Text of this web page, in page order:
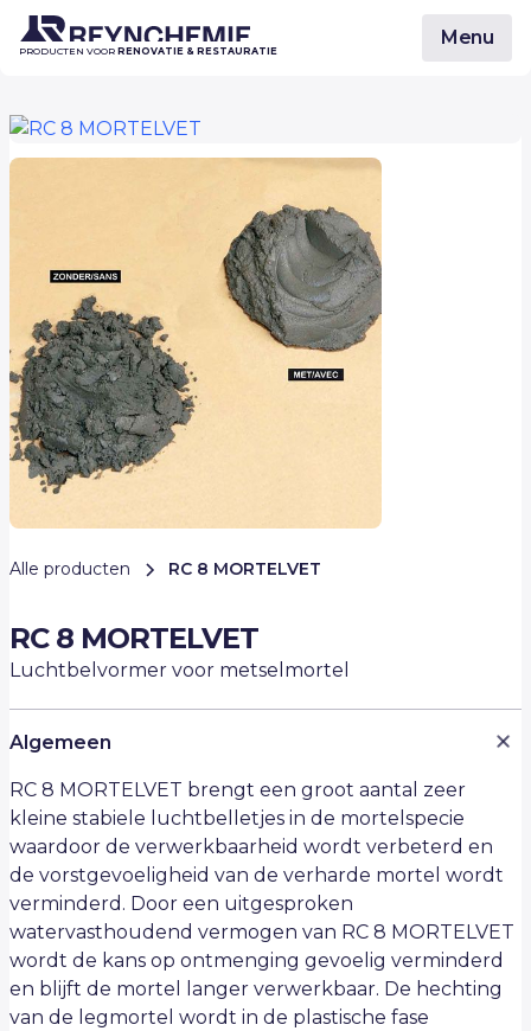
PRODUCTEN VOOR RENOVATIE & RESTAURATIE
Menu
Alle producten RC 8 MORTELVET
RC 8 MORTELVET
Luchtbelvormer voor metselmortel
Algemeen
RC 8 MORTELVET brengt een groot aantal zeer
kleine stabiele luchtbelletjes in de mortelspecie
waardoor de verwerkbaarheid wordt verbeterd en
de vorstgevoeligheid van de verharde mortel wordt
verminderd. Door een uitgesproken
watervasthoudend vermogen van RC 8 MORTELVET
wordt de kans op ontmenging gevoelig verminderd
en blijft de mortel langer verwerkbaar. De hechting
van de legmortel wordt in de plastische fase